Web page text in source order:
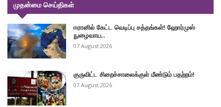
முதன்மை செய்திகள்
ஈரானில் கேட்ட வெடிப்பு சத்தங்கள்! ஹோர்முஸ்
நுழைவாய..
07 August 2026
குருவிட்ட சிறைச்சாலைக்குள் மீண்டும் பதற்றம்!
07 August 2026